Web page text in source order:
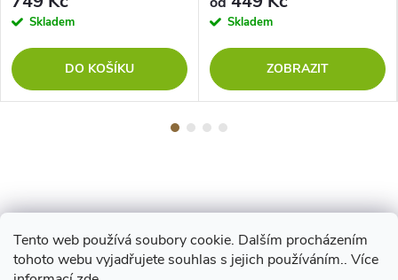
Tento web používá soubory cookie. Dalším procházením
tohoto webu vyjadřujete souhlas s jejich používáním.. Více
Skladem
DO KOŠÍKU
Skladem
ZOBRAZIT
Z